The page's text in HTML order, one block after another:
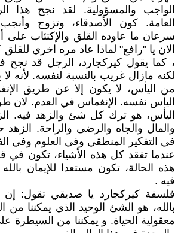
الواجب والمسؤولية. لقد نجح هذا
العامة. كون الأصدقاء، وتزوج
سرعان ما عاوده القلق والإكتئاب على
الان يا "رافع" لماذا عاد مره اخري للقلق
، كما يقول كيركجارد، الرجل قد نجح
لكنه مازال غريب بالنسبة لنفسه. لأنه
من اليأس، لا يكون إلا عن طريق
اليأس نفسه. الإنغماس في العدم. لان
اليأس، هو ترك كل شئ والزهد فيه.
والمال والجاه والرضى والراحة. الزهد
في التفكير المنطقي وفي العلوم وفي
عندما تفقد كل هذه الأشياء، تكون في
هذه الحالة، تكون مستعدا للإيمان
فيه .
فلسفة كيركجارد يا صديقي تقول: إن
بالله، هو الشئ الوحيد الذي يمكننا
معقولية الحياة. و يمكننا من السيطرة